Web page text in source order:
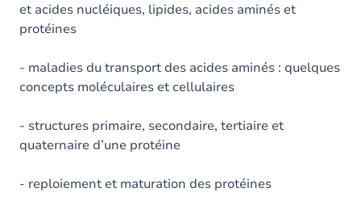
et acides nucléiques, lipides, acides aminés et
protéines
- maladies du transport des acides aminés : quelques
concepts moléculaires et cellulaires
- structures primaire, secondaire, tertiaire et
quaternaire d’une protéine
- reploiement et maturation des protéines